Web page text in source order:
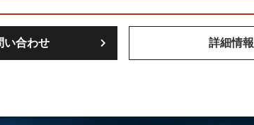
い合わせ 詳細情報